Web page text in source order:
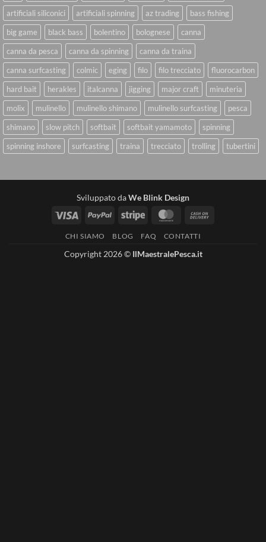
artificiali siliconici
artificiali spinning az trading
bass fishing
big game
black bass bolentino bolognese
canna
canna da pesca
canna da spinning
canna da traina
canna surfcasting
colmic eging filo filo trecciato
fluorocarbon
hard bait
herakles italcanna jigging major craft
minuteria
molix
mulinello mulinello shimano mulinello surfcasting
pesca
shimano
slow pitch softbait softbait yamamoto
spinning
spinning inshore
surfcasting traina trecciato trolling tubertini
Sviluppato daWe Blink Design
Visa
PayPal Stripe MasterCard
CHI SIAMO BLOG FAQ CONTATTI
Copyright 2026 © IlMaestralePesca.it